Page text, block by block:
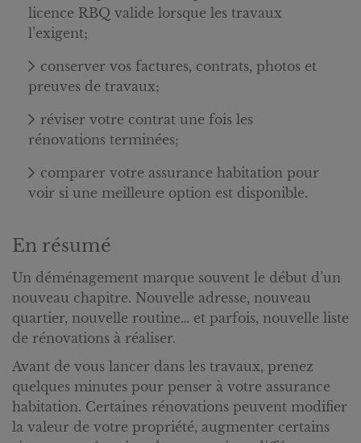
licence RBQ valide lorsque les travaux
l’exigent;
conserver vos factures, contrats, photos et
preuves de travaux;
réviser votre contrat une fois les
rénovations terminées;
comparer votre assurance habitation pour
voir si une meilleure option est disponible.
En résumé
Un déménagement marque souvent le début d’un
nouveau chapitre. Nouvelle adresse, nouveau
quartier, nouvelle routine… et parfois, nouvelle liste
de rénovations à réaliser.
Avant de vous lancer dans les travaux, prenez
quelques minutes pour penser à votre assurance
habitation. Certaines rénovations peuvent modifier
la valeur de votre propriété, augmenter certains